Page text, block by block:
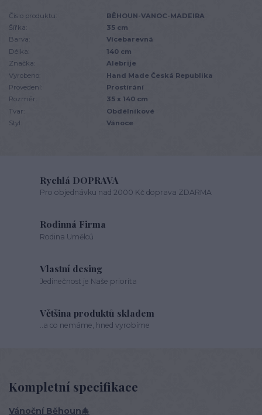
Číslo produktu:
BĚHOUN-VANOC-MADEIRA
Šířka:
35 cm
Barva:
Vícebarevná
Délka:
140 cm
Značka:
Alebrije
Vyrobeno:
Hand Made Česká Republika
Provedení:
Prostírání
Rozměr:
35 x 140 cm
Tvar:
Obdélníkové
Styl:
Vánoce
Rychlá DOPRAVA
Pro objednávku nad 2000 Kč doprava ZDARMA
Rodinná Firma
Rodina Umělců
Vlastní desing
Jedinečnost je Naše priorita
Většina produktů skladem
..a co nemáme, hned vyrobíme
Kompletní specifikace
Vánoční Běhoun🎄